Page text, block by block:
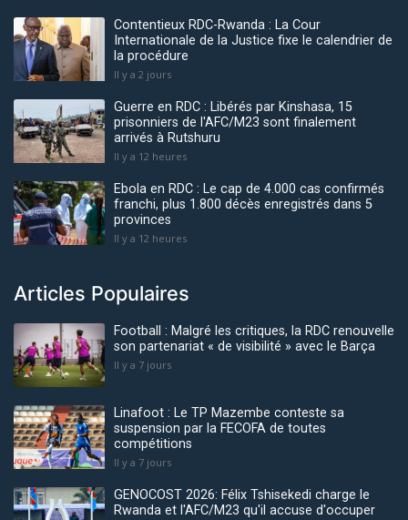
Contentieux RDC-Rwanda : La Cour
Internationale de la Justice fixe le calendrier de
la procédure
Il y a 2 jours
Guerre en RDC : Libérés par Kinshasa, 15
prisonniers de l'AFC/M23 sont finalement
arrivés à Rutshuru
Il y a 12 heures
Ebola en RDC : Le cap de 4.000 cas confirmés
franchi, plus 1.800 décès enregistrés dans 5
provinces
Il y a 12 heures
Articles Populaires
Football : Malgré les critiques, la RDC renouvelle
son partenariat « de visibilité » avec le Barça
Il y a 7 jours
Linafoot : Le TP Mazembe conteste sa
suspension par la FECOFA de toutes
compétitions
Il y a 7 jours
GENOCOST 2026: Félix Tshisekedi charge le
Rwanda et l'AFC/M23 qu'il accuse d'occuper